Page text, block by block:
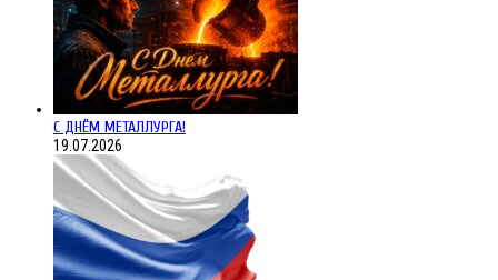
С ДНЁМ МЕТАЛЛУРГА!
19.07.2026